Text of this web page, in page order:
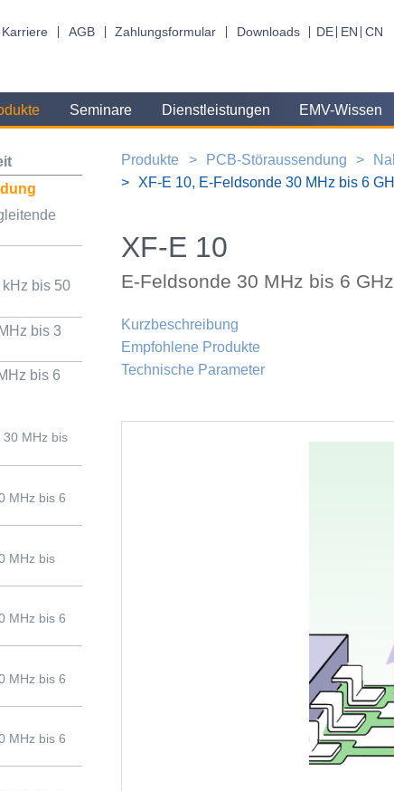
Karriere AGB Zahlungsformular Downloads DE EN CN
Seminare Dienstleistungen EMV-Wissen
kHz bis 50
bis 3
bis 6
30 MHz bis
MHz bis 6
MHz bis
MHz bis 6
MHz bis 6
MHz bis 6
Produkte PCB-Störaussendung
XF-E 10, E-Feldsonde 30 MHz bis 6
XF-E 10
E-Feldsonde 30 MHz bis 6 GHz
Kurzbeschreibung
Empfohlene Produkte
Technische Parameter